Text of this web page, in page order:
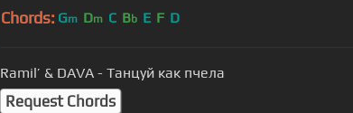
Chords: Gm Dm C Bb E F D
Ramil’ & DAVA - Танцуй как пчела
Request Chords